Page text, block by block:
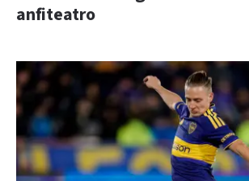
anfiteatro